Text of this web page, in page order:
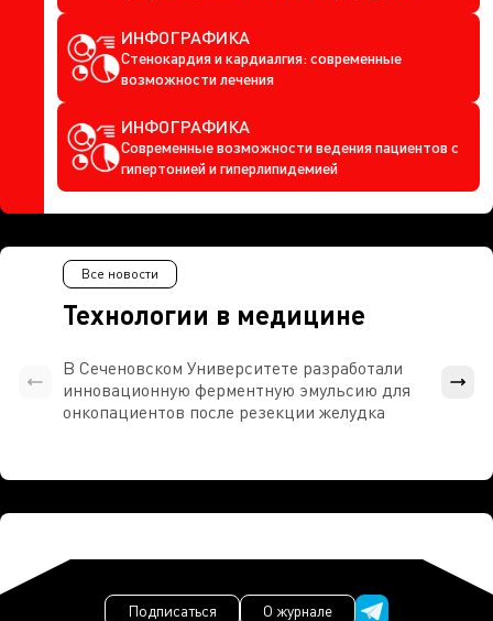
ИНФОГРАФИКА
Стенокардия и кардиалгия: современные
возможности лечения
ИНФОГРАФИКА
Современные возможности ведения пациентов с
гипертонией и гиперлипидемией
Технологии в медицине
Все новости
В Сеченовском Университете разработали
инновационную ферментную эмульсию для
онкопациентов после резекции желудка
Подписаться О журнале